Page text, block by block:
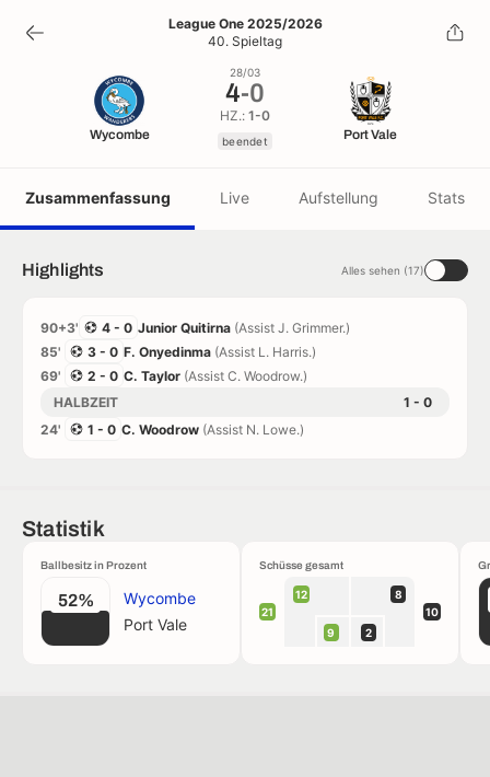
4-0
beendet
League One 2025/2026
40. Spieltag
Wycombe
28/03
4-0
HZ.: 1-0
beendet Port Vale
Zusammenfassung Live Aufstellung Stats
Highlights Alles sehen (17)
90+3' 4 - 0 Junior Quitirna (Assist J. Grimmer.)
85'
3 - 0 F. Onyedinma (Assist L. Harris.)
69'
2 - 0 C. Taylor (Assist C. Woodrow.)
HALBZEIT
1 - 0
24'
1 - 0 C. Woodrow (Assist N. Lowe.)
Statistik
Ballbesitz in Prozent
52%
Wycombe
Port Vale
Schüsse gesamt
21
12 8
9 2
10